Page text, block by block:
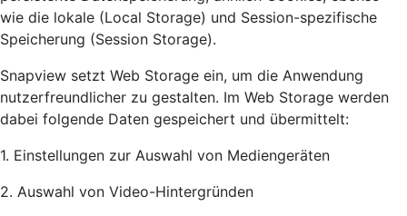
wie die lokale (Local Storage) und Session-spezifische
Speicherung (Session Storage).
Snapview setzt Web Storage ein, um die Anwendung
nutzerfreundlicher zu gestalten. Im Web Storage werden
dabei folgende Daten gespeichert und übermittelt:
1. Einstellungen zur Auswahl von Mediengeräten
2. Auswahl von Video-Hintergründen